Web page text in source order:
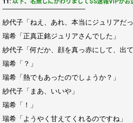
11: 以下、名無しにかわりましてSS速報VIPがお
――――――――――――
紗代子「ねえ、あれ、本当にジュリアだっ
瑞希「正真正銘ジュリアさんでした」
紗代子「何だか、顔を真っ赤にして、出て
瑞希「？」
瑞希「熱でもあったのでしょうか？」
紗代子「まあ、いいや」
瑞希「！」
瑞希「ようやく甘えてくれるのですね」